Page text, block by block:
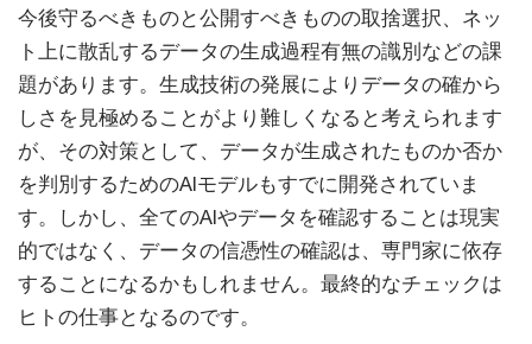
今後守るべきものと公開すべきものの取捨選択、ネッ
ト上に散乱するデータの生成過程有無の識別などの課
題があります。生成技術の発展によりデータの確から
しさを見極めることがより難しくなると考えられます
が、その対策として、データが生成されたものか否か
を判別するためのAIモデルもすでに開発されていま
す。しかし、全てのAIやデータを確認することは現実
的ではなく、データの信憑性の確認は、専門家に依存
することになるかもしれません。最終的なチェックは
ヒトの仕事となるのです。